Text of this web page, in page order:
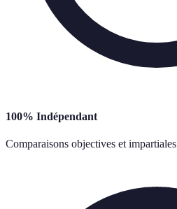
100% Indépendant
Comparaisons objectives et impartiales